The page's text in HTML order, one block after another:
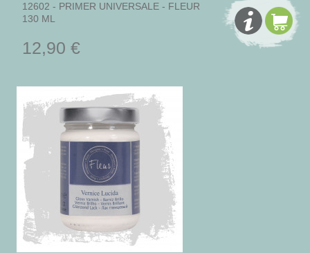
12602 - PRIMER UNIVERSALE - FLEUR
130 ML
12,90 €